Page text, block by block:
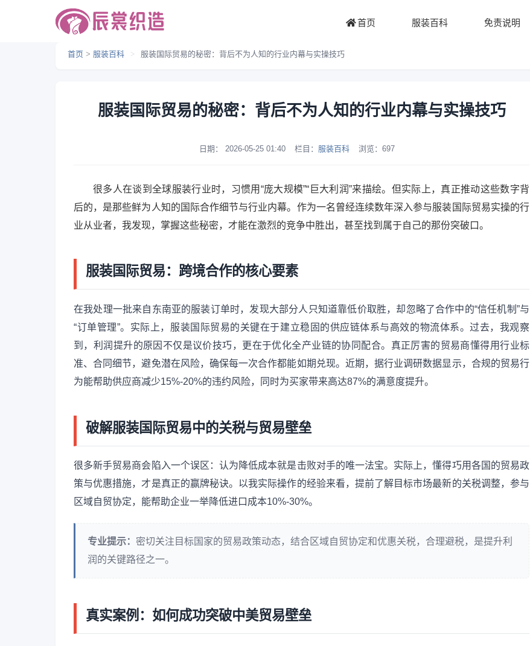
首页 服装百科 免责说明
首页 > 服装百科 > 服装国际贸易的秘密：背后不为人知的行业内幕与实操技巧
服装国际贸易的秘密：背后不为人知的行业内幕与实操技巧
日期： 2026-05-25 01:40 栏目： 服装百科 浏览： 697
很多人在谈到全球服装行业时，习惯用“庞大规模”“巨大利润”来描绘。但实际上，真正推动这些数字背
后的，是那些鲜为人知的国际合作细节与行业内幕。作为一名曾经连续数年深入参与服装国际贸易实操的行
业从业者，我发现，掌握这些秘密，才能在激烈的竞争中胜出，甚至找到属于自己的那份突破口。
服装国际贸易：跨境合作的核心要素
在我处理一批来自东南亚的服装订单时，发现大部分人只知道靠低价取胜，却忽略了合作中的“信任机制”与
“订单管理”。实际上，服装国际贸易的关键在于建立稳固的供应链体系与高效的物流体系。过去，我观察
到，利润提升的原因不仅是议价技巧，更在于优化全产业链的协同配合。真正厉害的贸易商懂得用行业标
准、合同细节，避免潜在风险，确保每一次合作都能如期兑现。近期，据行业调研数据显示，合规的贸易行
为能帮助供应商减少15%-20%的违约风险，同时为买家带来高达87%的满意度提升。
破解服装国际贸易中的关税与贸易壁垒
很多新手贸易商会陷入一个误区：认为降低成本就是击败对手的唯一法宝。实际上，懂得巧用各国的贸易政
策与优惠措施，才是真正的赢牌秘诀。以我实际操作的经验来看，提前了解目标市场最新的关税调整，参与
区域自贸协定，能帮助企业一举降低进口成本10%-30%。
专业提示： 密切关注目标国家的贸易政策动态，结合区域自贸协定和优惠关税，合理避税，是提升利
润的关键路径之一。
真实案例：如何成功突破中美贸易壁垒